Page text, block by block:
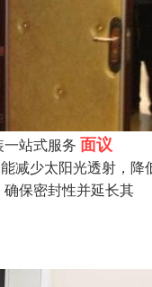
站式服务 面议
减少太阳光透射，
确保密封性并延